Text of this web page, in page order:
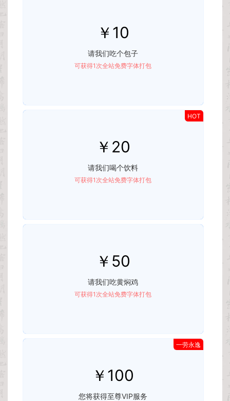
￥10
请我们吃个包子
可获得1次全站免费字体打包
￥20
请我们喝个饮料
可获得1次全站免费字体打包
HOT
￥50
请我们吃黄焖鸡
可获得1次全站免费字体打包
￥100
您将获得至尊VIP服务
一劳永逸